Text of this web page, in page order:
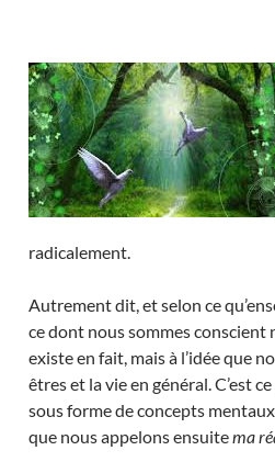
radicalement.
Autrement dit, et selon ce
ce dont nous sommes conscient
existe en fait, mais à l’idée que
êtres et la vie en général. C’est
sous forme de concepts
que nous appelons ensuitema